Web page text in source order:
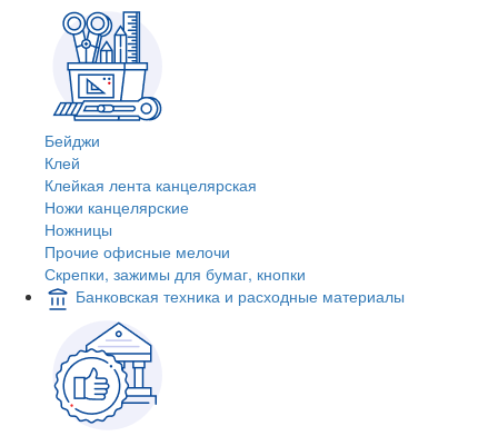
Бейджи
Клей
Клейкая лента канцелярская
Ножи канцелярские
Ножницы
Прочие офисные мелочи
Скрепки, зажимы для бумаг, кнопки
Банковская техника и расходные материалы